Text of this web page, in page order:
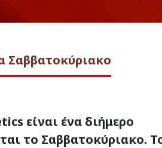
Σαββατοκύριακο
είναι ένα διήμερο
το Σαββατοκύριακο.